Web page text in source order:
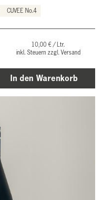
CUVEE No.4
10,00 € / Ltr.
inkl. Steuern zzgl. Versand
In den Warenkorb